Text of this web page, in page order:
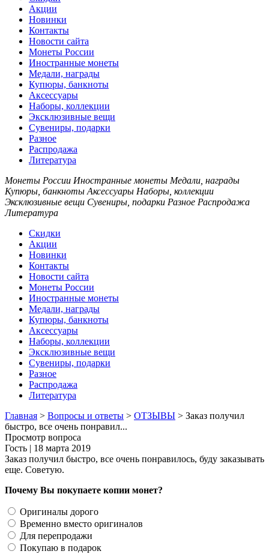
Акции
Новинки
Контакты
Новости сайта
Монеты России
Иностранные монеты
Медали, награды
Купюры, банкноты
Аксессуары
Наборы, коллекции
Эксклюзивные вещи
Сувениры, подарки
Разное
Распродажа
Литература
Монеты России Иностранные монеты Медали, награды
Купюры, банкноты Аксессуары Наборы, коллекции
Эксклюзивные вещи Сувениры, подарки Разное Распродажа
Литература
Скидки
Акции
Новинки
Контакты
Новости сайта
Монеты России
Иностранные монеты
Медали, награды
Купюры, банкноты
Аксессуары
Наборы, коллекции
Эксклюзивные вещи
Сувениры, подарки
Разное
Распродажа
Литература
Главная > Вопросы и ответы > ОТЗЫВЫ > Заказ получил
быстро, все очень понравил...
Просмотр вопроса
Гость | 18 марта 2019
Заказ получил быстро, все очень понравилось, буду заказывать
еще. Советую.
Почему Вы покупаете копии монет?
Оригиналы дорого
Временно вместо оригиналов
Для перепродажи
Покупаю в подарок